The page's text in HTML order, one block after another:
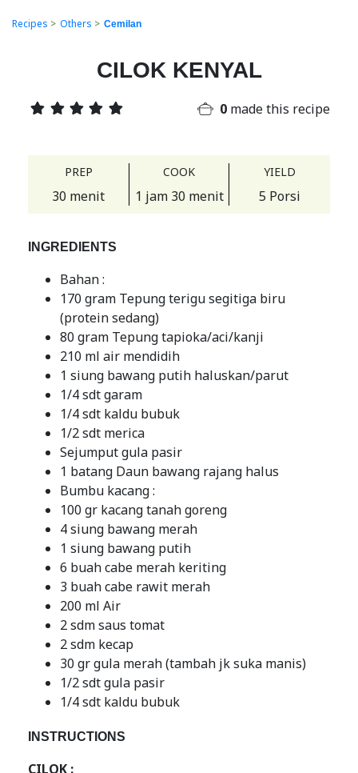
Recipes > Others > Cemilan
CILOK KENYAL
0 made this recipe
PREP
30 menit
COOK
1 jam 30 menit
YIELD
5 Porsi
INGREDIENTS
Bahan :
170 gram Tepung terigu segitiga biru
(protein sedang)
80 gram Tepung tapioka/aci/kanji
210 ml air mendidih
1 siung bawang putih haluskan/parut
1/4 sdt garam
1/4 sdt kaldu bubuk
1/2 sdt merica
Sejumput gula pasir
1 batang Daun bawang rajang halus
Bumbu kacang :
100 gr kacang tanah goreng
4 siung bawang merah
1 siung bawang putih
6 buah cabe merah keriting
3 buah cabe rawit merah
200 ml Air
2 sdm saus tomat
2 sdm kecap
30 gr gula merah (tambah jk suka manis)
1/2 sdt gula pasir
1/4 sdt kaldu bubuk
INSTRUCTIONS
CILOK :